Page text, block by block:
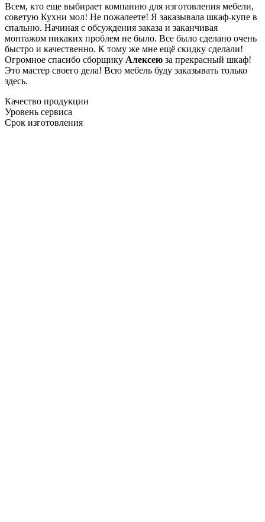
Всем, кто еще выбирает компанию для изготовления мебели,
советую Кухни мол! Не пожалеете! Я заказывала шкаф-купе в
спальню. Начиная с обсуждения заказа и заканчивая
монтажом никаких проблем не было. Все было сделано очень
быстро и качественно. К тому же мне ещё скидку сделали!
Огромное спасибо сборщику Алексею за прекрасный шкаф!
Это мастер своего дела! Всю мебель буду заказывать только
здесь.
Качество продукции
Уровень сервиса
Срок изготовления